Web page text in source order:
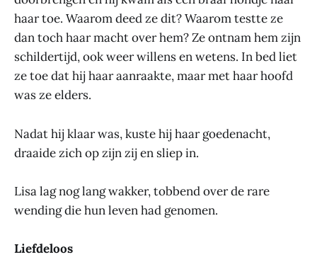
haar toe. Waarom deed ze dit? Waarom testte ze
dan toch haar macht over hem? Ze ontnam hem zijn
schildertijd, ook weer willens en wetens. In bed liet
ze toe dat hij haar aanraakte, maar met haar hoofd
was ze elders.
Nadat hij klaar was, kuste hij haar goedenacht,
draaide zich op zijn zij en sliep in.
Lisa lag nog lang wakker, tobbend over de rare
wending die hun leven had genomen.
Liefdeloos